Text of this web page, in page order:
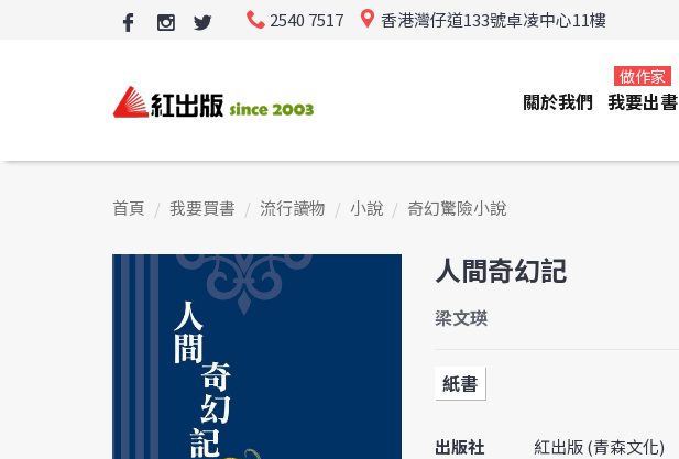
2540 7517 香港灣仔道133號卓凌中心11樓
關於我們 我要出書
做作家
首頁 我要買書 流行讀物 小說 奇幻驚險小說
人間奇幻記
梁文瑛
紙書
出版社
紅出版 (青森文化)